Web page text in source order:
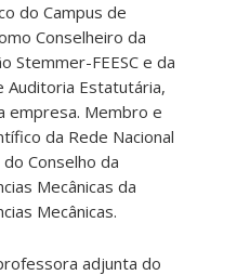
do Campus de
Conselheiro da
Stemmer-FEESC e da
Auditoria Estatutária,
empresa. Membro e
da Rede Nacional
Conselho da
Mecânicas da
Mecânicas.
adjunta do